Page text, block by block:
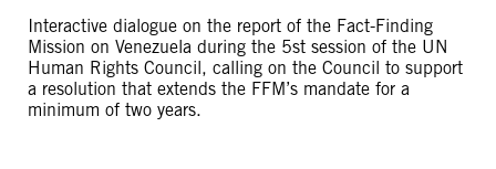
Interactive dialogue on the report of the Fact-Finding
Mission on Venezuela during the 5st session of the UN
Human Rights Council, calling on the Council to support
a resolution that extends the FFM’s mandate for a
minimum of two years.